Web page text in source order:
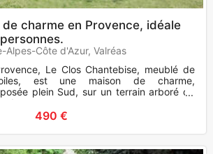
de charme en Provence, idéale
Alpes-Côte d'Azur, Valréas
Le Clos Chantebise, meublé de
est une maison de charme,
plein Sud, sur un terrain arboré de
de
490 €